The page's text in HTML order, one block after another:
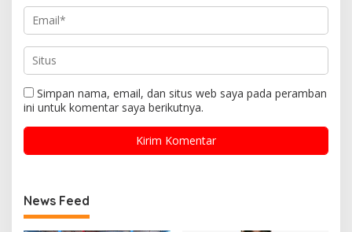
Simpan nama, email, dan situs web saya pada peramban
ini untuk komentar saya berikutnya.
News Feed